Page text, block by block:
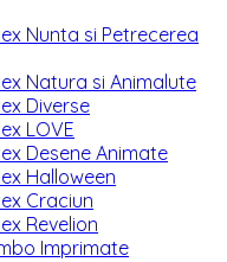
Nunta si Petrecerea
Natura si Animalute
Diverse
LOVE
Desene Animate
Halloween
Craciun
Revelion
Imprimate